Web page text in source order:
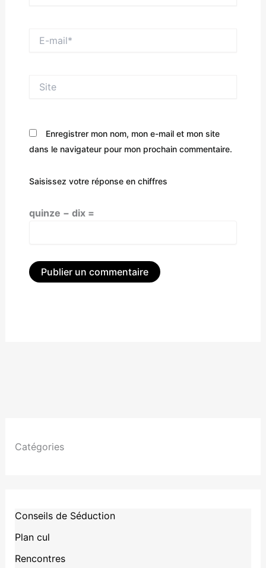
mail*
Enregistrer mon nom, mon e-mail et mon site
dans le navigateur pour mon prochain commentaire.
Saisissez votre réponse en chiffres
quinze − dix =
Catégories
Conseils de Séduction
Plan cul
Rencontres